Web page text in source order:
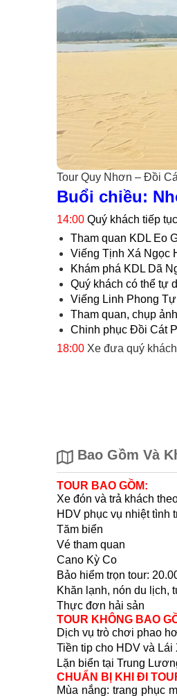
Tour Quy Nhơn – Đồi
Buổi chiều:
14:00 Quý khách tiếp
Tham quan KDL Eo
Viếng Tịnh Xá Ngọc
Khám phá KDL Dã
Quý khách có thể tự
Viếng Linh Phong
Tham quan, chụp
Chinh phục Đồi Cát
18:00 Xe đưa quý
Bao Gồm Và
TOUR BAO GỒM:
Xe đón và trả khách
HDV phục vụ nhiệt tình
Tăm biển
Vé tham quan
Cano Kỳ Co
Bảo hiểm trọn tour:
Khăn lạnh, nón du lịch,
Thực đơn hải sản
TOUR KHÔNG BAO
Dịch vụ trò chơi phao
Tiền tip cho HDV và Lái
Lặn biển tại Trung
CHUẨN BỊ KHI ĐI
Mùa nắng: trang phục